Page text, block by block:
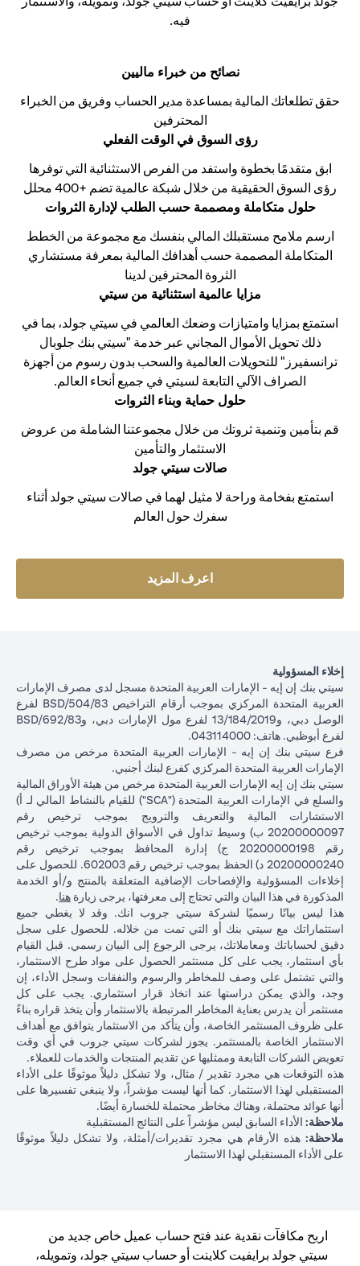
فيه.
نصائح من خبراء ماليين
حقق تطلعاتك المالية بمساعدة مدير الحساب وفريق من الخبراء
المحترفين
رؤى السوق في الوقت الفعلي
ابق متقدمًا بخطوة واستفد من الفرص الاستثنائية التي توفرها
رؤى السوق الحقيقية من خلال شبكة عالمية تضم +400 محلل
حلول متكاملة ومصممة حسب الطلب لإدارة الثروات
ارسم ملامح مستقبلك المالي بنفسك مع مجموعة من الخطط
المتكاملة المصممة حسب أهدافك المالية بمعرفة مستشاري
الثروة المحترفين لدينا
مزايا عالمية استثنائية من سيتي
استمتع بمزايا وامتيازات وضعك العالمي في سيتي جولد، بما في
ذلك تحويل الأموال المجاني عبر خدمة "سيتي بنك جلوبال
ترانسفيرز" للتحويلات العالمية والسحب بدون رسوم من أجهزة
الصراف الآلي التابعة لسيتي في جميع أنحاء العالم.
حلول حماية وبناء الثروات
قم بتأمين وتنمية ثروتك من خلال مجموعتنا الشاملة من عروض
الاستثمار والتأمين
صالات سيتي جولد
استمتع بفخامة وراحة لا مثيل لهما في صالات سيتي جولد أثناء
سفرك حول العالم
اعرف المزيد
إخلاء المسؤولية
سيتي بنك إن إيه - الإمارات العربية المتحدة مسجل لدى مصرف الإمارات
العربية المتحدة المركزي بموجب أرقام التراخيص BSD/504/83 لفرع
الوصل دبي، و13/184/2019 لفرع مول الإمارات دبي، وBSD/692/83
لفرع أبوظبي. هاتف: 043114000.
فرع سيتي بنك إن إيه - الإمارات العربية المتحدة مرخص من مصرف
الإمارات العربية المتحدة المركزي كفرع لبنك أجنبي.
سيتي بنك إن إيه الإمارات العربية المتحدة مرخص من هيئة الأوراق المالية
والسلع في الإمارات العربية المتحدة ("SCA") للقيام بالنشاط المالي لـ أ)
الاستشارات المالية والتعريف والترويج بموجب ترخيص رقم
20200000097 ب) وسيط تداول في الأسواق الدولية بموجب ترخيص
رقم 20200000198 ج) إدارة المحافظ بموجب ترخيص رقم
20200000240 د) الحفظ بموجب ترخيص رقم 602003. للحصول على
إخلاءات المسؤولية والإفصاحات الإضافية المتعلقة بالمنتج و/أو الخدمة
المذكورة في هذا البيان والتي تحتاج إلى معرفتها، يرجى زيارة هنا.
هذا ليس بيانًا رسميًا لشركة سيتي جروب انك. وقد لا يغطي جميع
استثماراتك مع سيتي بنك أو التي تمت من خلاله. للحصول على سجل
دقيق لحساباتك ومعاملاتك، يرجى الرجوع إلى البيان رسمي. قبل القيام
بأي استثمار، يجب على كل مستثمر الحصول على مواد طرح الاستثمار،
والتي تشتمل على وصف للمخاطر والرسوم والنفقات وسجل الأداء، إن
وجد، والذي يمكن دراستها عند اتخاذ قرار استثماري. يجب على كل
مستثمر أن يدرس بعناية المخاطر المرتبطة بالاستثمار وأن يتخذ قراره بناءً
على ظروف المستثمر الخاصة، وأن يتأكد من الاستثمار يتوافق مع أهداف
الاستثمار الخاصة بالمستثمر. يجوز لشركات سيتي جروب في أي وقت
تعويض الشركات التابعة وممثليها عن تقديم المنتجات والخدمات للعملاء.
هذه التوقعات هي مجرد تقدير / مثال، ولا تشكل دليلاً موثوقًا على الأداء
المستقبلي لهذا الاستثمار. كما أنها ليست مؤشراً، ولا ينبغي تفسيرها على
أنها عوائد محتملة، وهناك مخاطر محتملة للخسارة أيضًا.
ملاحظة: الأداء السابق ليس مؤشراً على النتائج المستقبلية
ملاحظة: هذه الأرقام هي مجرد تقديرات/أمثلة، ولا تشكل دليلاً موثوقًا
على الأداء المستقبلي لهذا الاستثمار
اربح مكافآت نقدية عند فتح حساب عميل خاص جديد من
سيتي جولد برايفيت كلاينت أو حساب سيتي جولد، وتمويله،